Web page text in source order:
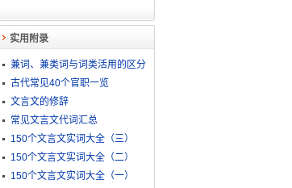
实用附录
兼词、兼类词与词类活用的区分
古代常见40个官职一览
文言文的修辞
常见文言文代词汇总
150个文言文实词大全（三）
150个文言文实词大全（二）
150个文言文实词大全（一）